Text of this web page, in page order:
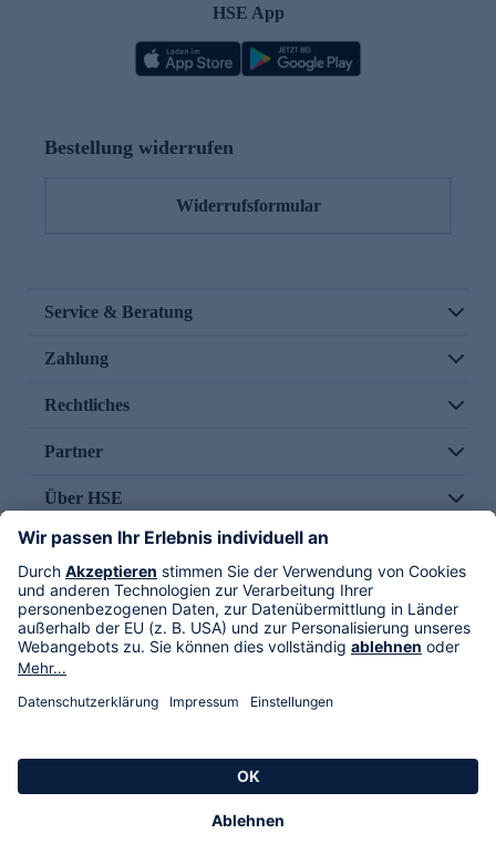
HSE App
Bestellung widerrufen
Widerrufsformular
Service & Beratung
Zahlung
Rechtliches
Partner
Über HSE
Im TV
HSE International